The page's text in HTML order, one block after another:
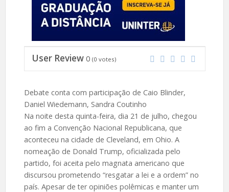
User Review 0 (0 votes)
Debate conta com participação de Caio Blinder,
Daniel Wiedemann, Sandra Coutinho
Na noite desta quinta-feira, dia 21 de julho, chegou
ao fim a Convenção Nacional Republicana, que
aconteceu na cidade de Cleveland, em Ohio. A
nomeação de Donald Trump, oficializada pelo
partido, foi aceita pelo magnata americano que
discursou prometendo “resgatar a lei e a ordem” no
país. Apesar de ter opiniões polêmicas e manter um